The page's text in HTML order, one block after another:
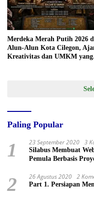
Merdeka Merah Putih 2026
Alun-Alun Kota Cilegon,
Kreativitas dan UMKM yang
Paling Popular
1 23 September 2020 3
Silabus Membuat
Pemula Berbasis
2 26 Agustus 2020 2
Part 1. Persiapan